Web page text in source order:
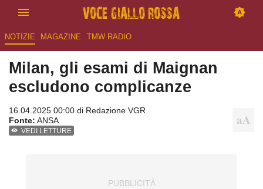
NOTIZIE MAGAZINE TMW RADIO
Milan, gli esami di Maignan
escludono complicanze
16.04.2025 00:00 di Redazione VGR
Fonte: ANSA
VEDI LETTURE